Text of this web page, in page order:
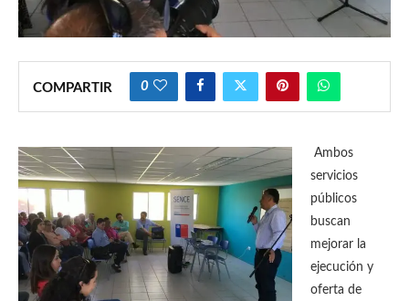
COMPARTIR 0
Ambos
servicios
públicos
buscan
mejorar la
ejecución y
oferta de